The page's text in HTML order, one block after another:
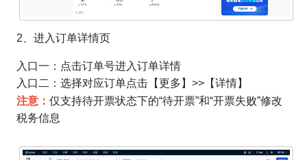
2、进入订单详情页
入口一：点击订单号进入订单详情
入口二：选择对应订单点击【更多】>>【详情】
注意： 仅支持待开票状态下的“待开票”和“开票失败”修改
税务信息